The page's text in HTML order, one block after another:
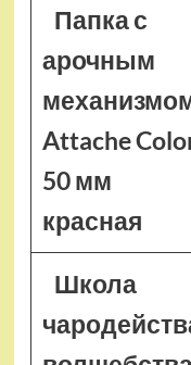
Папка с
арочным
Attache
50 мм
красная
Школа